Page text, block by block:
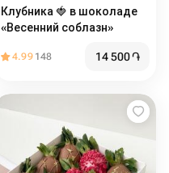
Клубника 🍓 в шоколаде
«Весенний соблазн»
4.99 148 14 500֏